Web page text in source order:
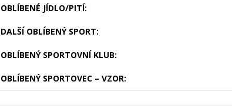
OBLÍBENÉ JÍDLO/PITÍ:
DALŠÍ OBLÍBENÝ SPORT:
OBLÍBENÝ SPORTOVNÍ KLUB:
OBLÍBENÝ SPORTOVEC – VZOR: